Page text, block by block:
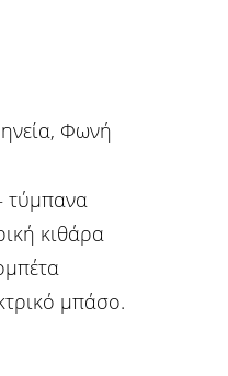
Φωνή
τύμπανα
κιθάρα
μπάσο.